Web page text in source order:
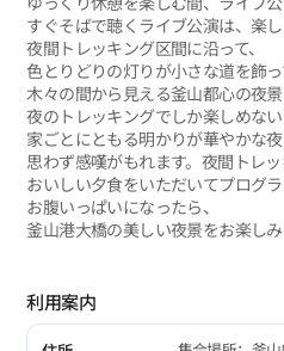
すぐそばで聴くライブ公演は、楽し
夜間トレッキング区間に沿って、
色とりどりの灯りが小さな道を飾っ
木々の間から見える釜山都心の夜景
夜のトレッキングでしか楽しめな
家ごとにともる明かりが華やかな夜
思わず感嘆がもれます。夜間トレッ
おいしい夕食をいただいてプログラ
お腹いっぱいになったら、
釜山港大橋の美しい夜景をお楽しみ
利用案内